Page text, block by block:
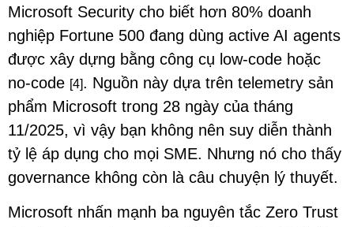
Microsoft Security cho biết hơn 80% doanh
nghiệp Fortune 500 đang dùng active AI agents
được xây dựng bằng công cụ low-code hoặc
no-code [4]. Nguồn này dựa trên telemetry sản
phẩm Microsoft trong 28 ngày của tháng
11/2025, vì vậy bạn không nên suy diễn thành
tỷ lệ áp dụng cho mọi SME. Nhưng nó cho thấy
governance không còn là câu chuyện lý thuyết.
Microsoft nhấn mạnh ba nguyên tắc Zero Trust